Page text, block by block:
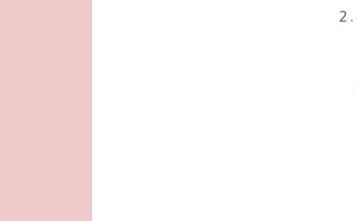
5كؤوس دقيق ابيض . ربع كأس زيت الزيتون .ملعقة كبيرة خميرة الخبز .ملعقة صغيرة سكر . 2